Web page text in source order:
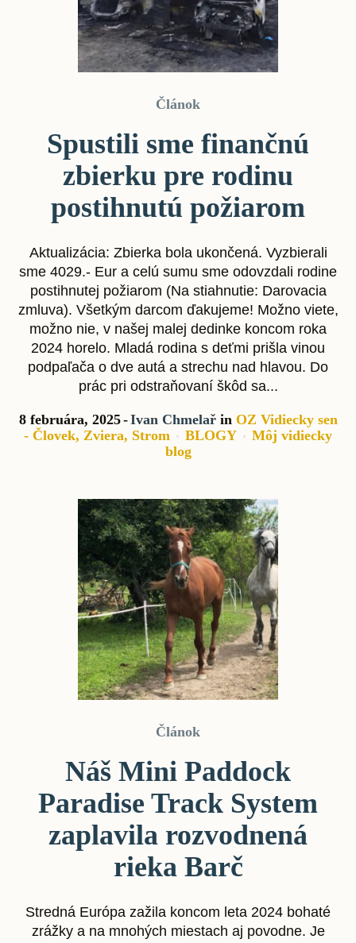
Článok
Spustili sme finančnú
zbierku pre rodinu
postihnutú požiarom
Aktualizácia: Zbierka bola ukončená. Vyzbierali
sme 4029.- Eur a celú sumu sme odovzdali rodine
postihnutej požiarom (Na stiahnutie: Darovacia
zmluva). Všetkým darcom ďakujeme! Možno viete,
možno nie, v našej malej dedinke koncom roka
2024 horelo. Mladá rodina s deťmi prišla vinou
podpaľača o dve autá a strechu nad hlavou. Do
prác pri odstraňovaní škôd sa...
8 februára, 2025 Ivan Chmelařin OZ Vidiecky sen
- Človek, Zviera, Strom
BLOGY
Môj vidiecky
blog
Článok
Náš Mini Paddock
Paradise Track System
zaplavila rozvodnená
rieka Barč
Stredná Európa zažila koncom leta 2024 bohaté
zrážky a na mnohých miestach aj povodne. Je